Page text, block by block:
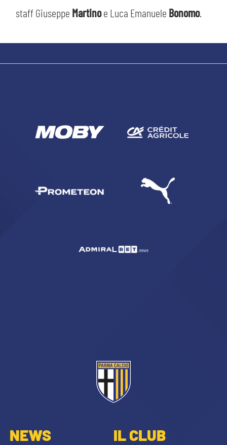
staff Giuseppe Martinoe Luca Emanuele Bonomo.
NEWS IL CLUB